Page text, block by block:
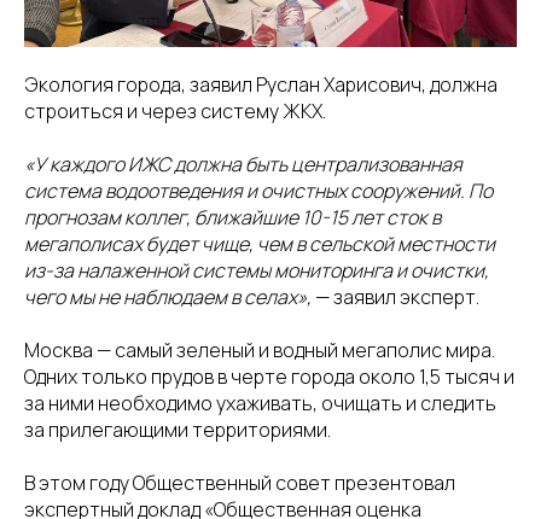
Экология города, заявил Руслан Харисович, должна
строиться и через систему ЖКХ.
«У каждого ИЖС должна быть централизованная
система водоотведения и очистных сооружений. По
прогнозам коллег, ближайшие 10-15 лет сток в
мегаполисах будет чище, чем в сельской местности
из-за налаженной системы мониторинга и очистки,
чего мы не наблюдаем в селах», — заявил эксперт.
Москва — самый зеленый и водный мегаполис мира.
Одних только прудов в черте города около 1,5 тысяч и
за ними необходимо ухаживать, очищать и следить
за прилегающими территориями.
В этом году Общественный совет презентовал
экспертный доклад «Общественная оценка